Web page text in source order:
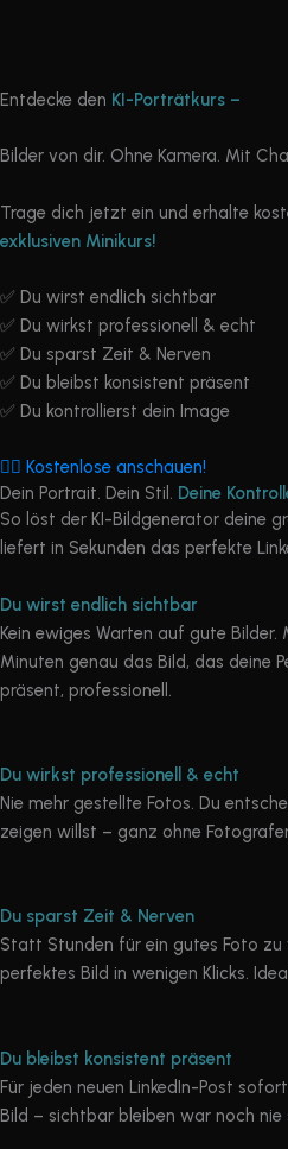
Entdecke den KI-Porträtkurs –
Bilder von dir. Ohne Kamera. Mit
Trage dich jetzt ein und erhalte
exklusiven Minikurs!
✅ Du wirst endlich sichtbar
✅ Du wirkst professionell & echt
✅ Du sparst Zeit & Nerven
✅ Du bleibst konsistent präsent
✅ Du kontrollierst dein Image
👉🏼 Kostenlose anschauen!
Dein Portrait. Dein Stil. Deine
So löst der KI-Bildgenerator deine
liefert in Sekunden das perfekte
Du wirst endlich sichtbar
Kein ewiges Warten auf gute
Minuten genau das Bild, das deine
präsent, professionell.
Du wirkst professionell & echt
Nie mehr gestellte Fotos. Du
zeigen willst – ganz ohne
Du sparst Zeit & Nerven
Statt Stunden für ein gutes Foto zu
perfektes Bild in wenigen Klicks.
Du bleibst konsistent präsent
Für jeden neuen LinkedIn-Post
Bild – sichtbar bleiben war noch nie